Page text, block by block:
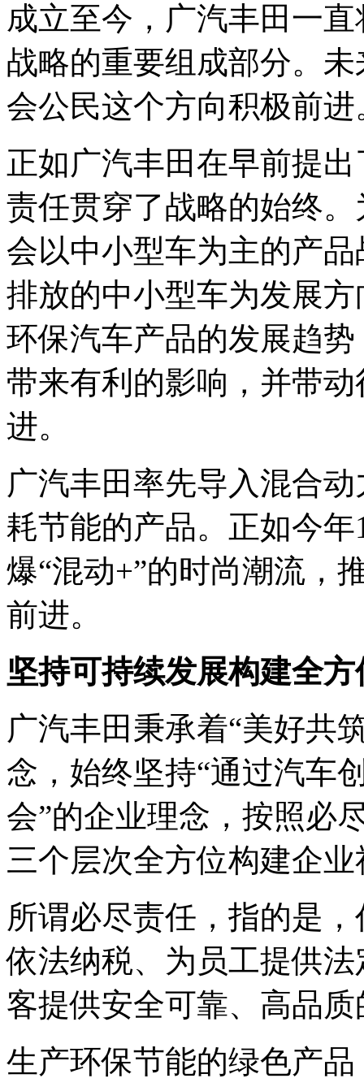
成立至今，广汽丰田一
战略的重要组成部分。
会公民这个方向积极前进
正如广汽丰田在早前提
责任贯穿了战略的始终
会以中小型车为主的产
排放的中小型车为发展
环保汽车产品的发展趋
带来有利的影响，并带
进。
广汽丰田率先导入混合
耗节能的产品。正如今
爆“混动+”的时尚潮流，
前进。
坚持可持续发展构建全
广汽丰田秉承着“美好共
念，始终坚持“通过汽车
会”的企业理念，按照必
三个层次全方位构建企
所谓必尽责任，指的是
依法纳税、为员工提供
客提供安全可靠、高品
生产环保节能的绿色产